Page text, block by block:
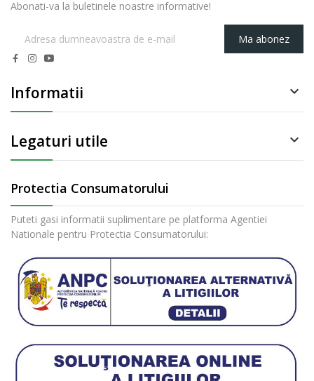
Abonati-va la buletinele noastre informative!
Ma abonez
Informatii 
Legaturi utile 
Protectia Consumatorului
Puteti gasi informatii suplimentare pe platforma Agentiei
Nationale pentru Protectia Consumatorului: